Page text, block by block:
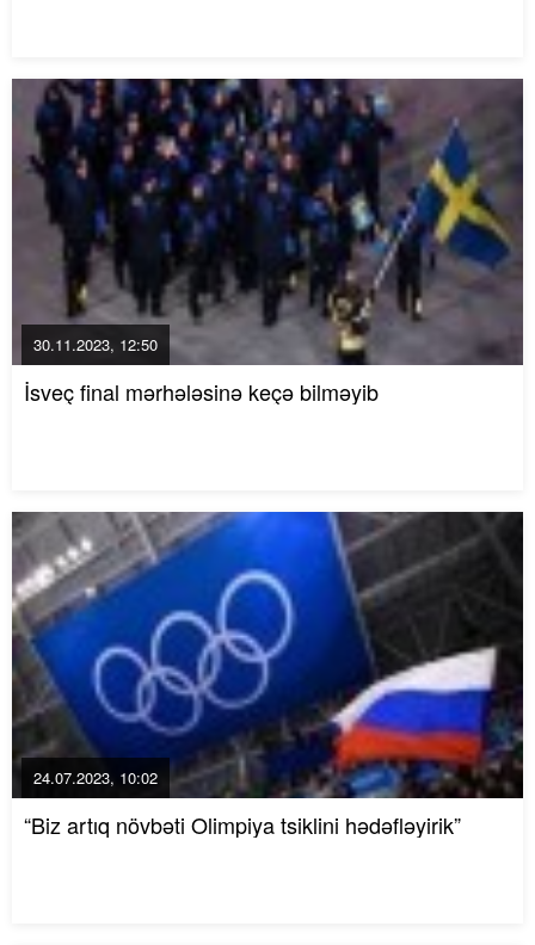
30.11.2023, 12:50
İsveç final mərhələsinə keçə bilməyib
24.07.2023, 10:02
“Biz artıq növbəti Olimpiya tsiklini hədəfləyirik”